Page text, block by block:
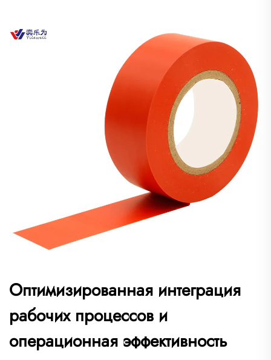
Оптимизированная интеграция
рабочих процессов и
операционная эффективность